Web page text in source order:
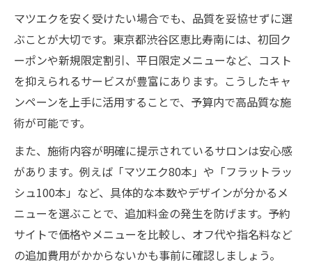
マツエクを安く受けたい場合でも、品質を妥協せずに選
ぶことが大切です。東京都渋谷区恵比寿南には、初回ク
ーポンや新規限定割引、平日限定メニューなど、コスト
を抑えられるサービスが豊富にあります。こうしたキャ
ンペーンを上手に活用することで、予算内で高品質な施
術が可能です。
また、施術内容が明確に提示されているサロンは安心感
があります。例えば「マツエク80本」や「フラットラッ
シュ100本」など、具体的な本数やデザインが分かるメ
ニューを選ぶことで、追加料金の発生を防げます。予約
サイトで価格やメニューを比較し、オフ代や指名料など
の追加費用がかからないかも事前に確認しましょう。